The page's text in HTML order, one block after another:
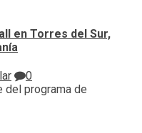
en Torres del Sur,
0
del programa de